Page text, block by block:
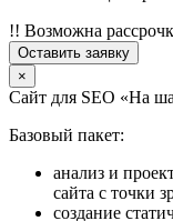
!! Возможна
Оставить заявку
×
Сайт для SEO «На
Базовый пакет:
анализ и
сайта с точки
создание